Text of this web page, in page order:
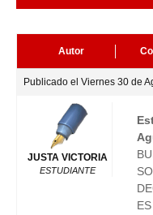
Autor
Publicado el Viernes 30 de
JUSTA VICTORIA
ESTUDIANTE